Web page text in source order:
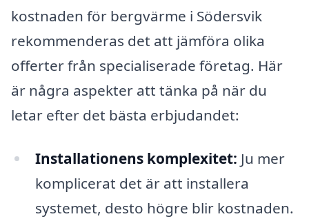
kostnaden för bergvärme i Södersvik
rekommenderas det att jämföra olika
offerter från specialiserade företag. Här
är några aspekter att tänka på när du
letar efter det bästa erbjudandet:
Installationens komplexitet: Ju mer
komplicerat det är att installera
systemet, desto högre blir kostnaden.